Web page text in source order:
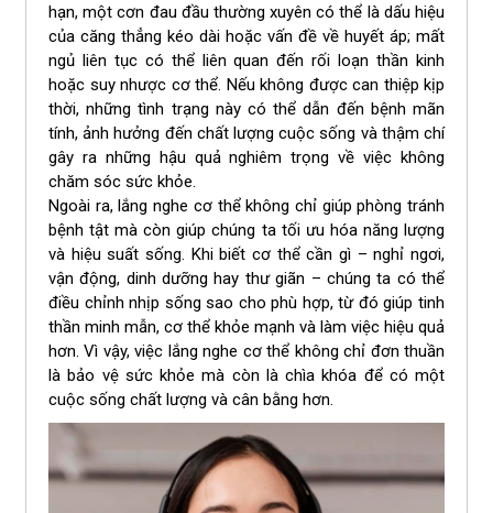
hạn, một cơn đau đầu thường xuyên có thể là dấu hiệu
của căng thẳng kéo dài hoặc vấn đề về huyết áp; mất
ngủ liên tục có thể liên quan đến rối loạn thần kinh
hoặc suy nhược cơ thể. Nếu không được can thiệp kịp
thời, những tình trạng này có thể dẫn đến bệnh mãn
tính, ảnh hưởng đến chất lượng cuộc sống và thậm chí
gây ra những hậu quả nghiêm trọng về việc không
chăm sóc sức khỏe.
Ngoài ra, lắng nghe cơ thể không chỉ giúp phòng tránh
bệnh tật mà còn giúp chúng ta tối ưu hóa năng lượng
và hiệu suất sống. Khi biết cơ thể cần gì – nghỉ ngơi,
vận động, dinh dưỡng hay thư giãn – chúng ta có thể
điều chỉnh nhịp sống sao cho phù hợp, từ đó giúp tinh
thần minh mẫn, cơ thể khỏe mạnh và làm việc hiệu quả
hơn. Vì vậy, việc lắng nghe cơ thể không chỉ đơn thuần
là bảo vệ sức khỏe mà còn là chìa khóa để có một
cuộc sống chất lượng và cân bằng hơn.